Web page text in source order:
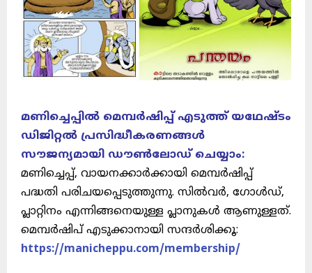
മണിച്ചെപ്പിൽ മെമ്പർഷിപ്പ് എടുത്ത് യഥേഷ്ടം
ഡിജിറ്റൽ പ്രസിദ്ധീകരണങ്ങൾ
സൗജന്യമായി ഡൗൺലോഡ് ചെയ്യാം:
മണിച്ചെപ്പ്, വായനക്കാർക്കായി മെമ്പർഷിപ്പ്
പദ്ധതി പരിചയപ്പെടുത്തുന്നു. സിൽവർ, ഗോൾഡ്,
പ്ലാറ്റിനം എന്നിങ്ങനെയുള്ള പ്ലാനുകൾ ആണുള്ളത്.
മെമ്പർഷിപ് എടുക്കാനായി സന്ദർശിക്കൂ:
https://manicheppu.com/membership/